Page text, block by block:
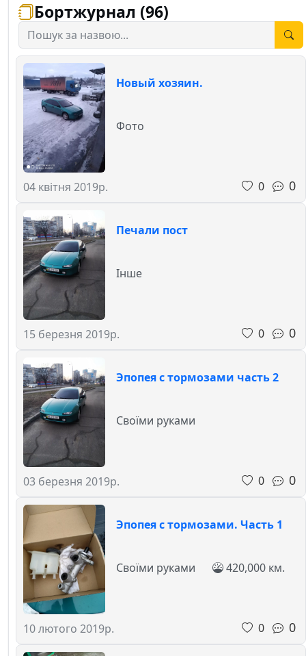
Бортжурнал (96)
Новый хозяин.
04 квітня 2019р.
Фото
0 0
Печали пост
15 березня 2019р.
Інше
0 0
Эпопея с тормозами часть 2
03 березня 2019р.
Своїми руками
0 0
Эпопея с тормозами. Часть 1
10 лютого 2019р.
Своїми руками 420,000 км.
0 0